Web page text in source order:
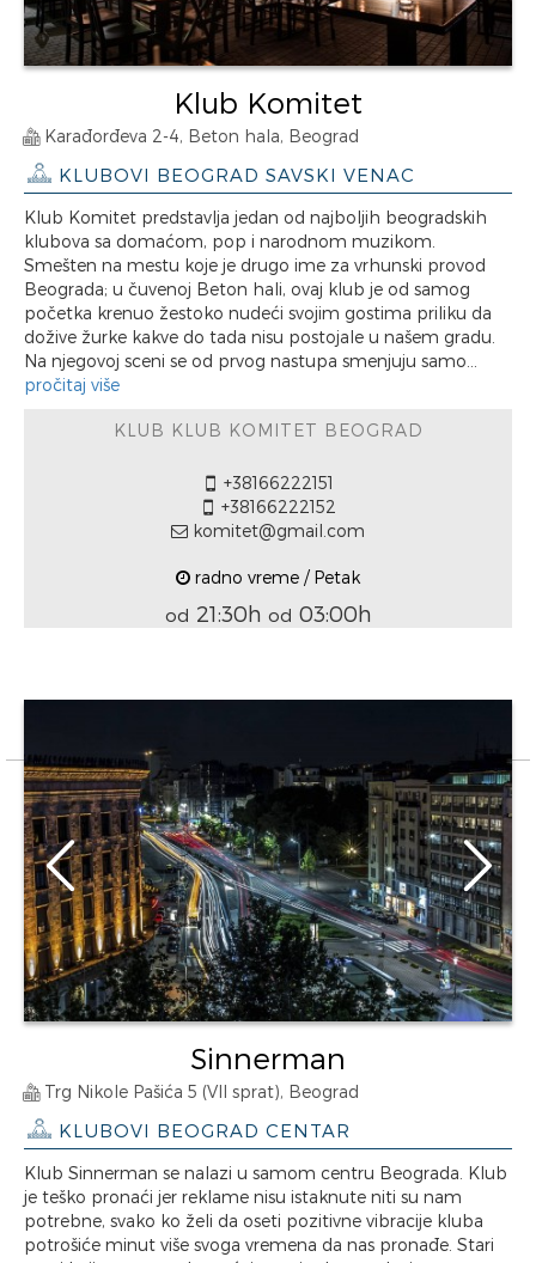
Klub Komitet
Karađorđeva 2-4, Beton hala, Beograd
KLUBOVI BEOGRAD SAVSKI VENAC
Klub Komitet predstavlja jedan od najboljih beogradskih
klubova sa domaćom, pop i narodnom muzikom.
Smešten na mestu koje je drugo ime za vrhunski provod
Beograda; u čuvenoj Beton hali, ovaj klub je od samog
početka krenuo žestoko nudeći svojim gostima priliku da
dožive žurke kakve do tada nisu postojale u našem gradu.
Na njegovoj sceni se od prvog nastupa smenjuju samo...
pročitaj više
KLUB KLUB KOMITET BEOGRAD
+38166222151
+38166222152
komitet@gmail.com
radno vreme / Petak
od 21:30h od 03:00h
Sinnerman
Trg Nikole Pašića 5 (VII sprat), Beograd
KLUBOVI BEOGRAD CENTAR
Klub Sinnerman se nalazi u samom centru Beograda. Klub
je teško pronaći jer reklame nisu istaknute niti su nam
potrebne, svako ko želi da oseti pozitivne vibracije kluba
potrošiće minut više svoga vremena da nas pronađe. Stari